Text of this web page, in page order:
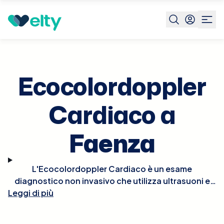
Prenota visita Faenza
Ecocolordoppler
Cardiaco a
Faenza
L'Ecocolordoppler Cardiaco è un esame
diagnostico non invasivo che utilizza ultrasuoni e
tecnologia Doppler per visualizzare in tempo reale le
Leggi di più